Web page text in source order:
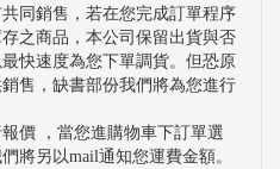
同銷售，若在您完成訂單程序
之商品，本公司保留出貨與否
快速度為您下單調貨。但恐原
售，缺書部份我們將為您進行
價 ，當您進購物車下訂單選
將另以mail通知您運費金額。